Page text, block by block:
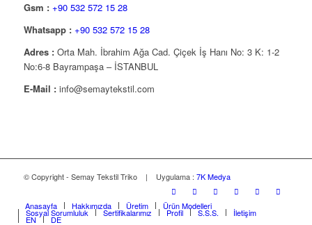
Gsm : +90 532 572 15 28
Whatsapp : +90 532 572 15 28
Adres :Orta Mah. İbrahim Ağa Cad. Çiçek İş Hanı No: 3 K: 1-2
No:6-8 Bayrampaşa – İSTANBUL
E-Mail :info@semaytekstil.com
© Copyright - Semay Tekstil Triko | Uygulama : 7K Medya
Anasayfa Hakkımızda Üretim Ürün Modelleri
Sosyal Sorumluluk Sertifikalarımız Profil S.S.S. İletişim
EN DE